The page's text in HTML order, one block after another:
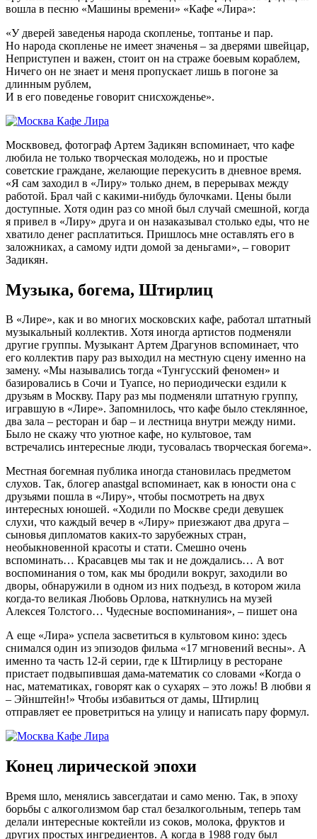
вошла в песню «Машины времени» «Кафе «Лира»:
«У дверей заведенья народа скопленье, топтанье и пар.
Но народа скопленье не имеет значенья – за дверями швейцар,
Неприступен и важен, стоит он на страже боевым кораблем,
Ничего он не знает и меня пропускает лишь в погоне за
длинным рублем,
И в его поведенье говорит снисхожденье».
Москвовед, фотограф Артем Задикян вспоминает, что кафе
любила не только творческая молодежь, но и простые
советские граждане, желающие перекусить в дневное время.
«Я сам заходил в «Лиру» только днем, в перерывах между
работой. Брал чай с какими-нибудь булочками. Цены были
доступные. Хотя один раз со мной был случай смешной, когда
я привел в «Лиру» друга и он назаказывал столько еды, что не
хватило денег расплатиться. Пришлось мне оставлять его в
заложниках, а самому идти домой за деньгами», – говорит
Задикян.
Музыка, богема, Штирлиц
В «Лире», как и во многих московских кафе, работал штатный
музыкальный коллектив. Хотя иногда артистов подменяли
другие группы. Музыкант Артем Драгунов вспоминает, что
его коллектив пару раз выходил на местную сцену именно на
замену. «Мы назывались тогда «Тунгусский феномен» и
базировались в Сочи и Туапсе, но периодически ездили к
друзьям в Москву. Пару раз мы подменяли штатную группу,
игравшую в «Лире». Запомнилось, что кафе было стеклянное,
два зала – ресторан и бар – и лестница внутри между ними.
Было не скажу что уютное кафе, но культовое, там
встречались интересные люди, тусовалась творческая богема».
Местная богемная публика иногда становилась предметом
слухов. Так, блогер anastgal вспоминает, как в юности она с
друзьями пошла в «Лиру», чтобы посмотреть на двух
интересных юношей. «Ходили по Москве среди девушек
слухи, что каждый вечер в «Лиру» приезжают два друга –
сыновья дипломатов каких-то зарубежных стран,
необыкновенной красоты и стати. Смешно очень
вспоминать… Красавцев мы так и не дождались… А вот
воспоминания о том, как мы бродили вокруг, заходили во
дворы, обнаружили в одном из них подъезд, в котором жила
когда-то великая Любовь Орлова, наткнулись на музей
Алексея Толстого… Чудесные воспоминания», – пишет она
А еще «Лира» успела засветиться в культовом кино: здесь
снимался один из эпизодов фильма «17 мгновений весны». А
именно та часть 12-й серии, где к Штирлицу в ресторане
пристает подвыпившая дама-математик со словами «Когда о
нас, математиках, говорят как о сухарях – это ложь! В любви я
– Эйнштейн!» Чтобы избавиться от дамы, Штирлиц
отправляет ее проветриться на улицу и написать пару формул.
Конец лирической эпохи
Время шло, менялись завсегдатаи и само меню. Так, в эпоху
борьбы с алкоголизмом бар стал безалкогольным, теперь там
делали интересные коктейли из соков, молока, фруктов и
других простых ингредиентов. А когда в 1988 году был